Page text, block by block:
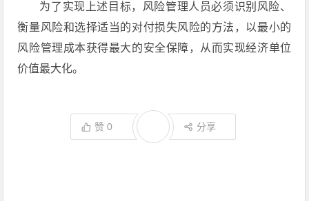
为了实现上述目标，风险管理人员必须识别风险、
衡量风险和选择适当的对付损失风险的方法，以最小的
风险管理成本获得最大的安全保障，从而实现经济单位
价值最大化。
赞0 分享